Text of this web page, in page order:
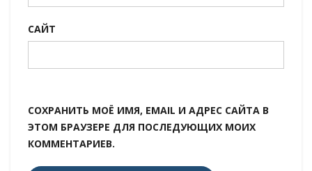
САЙТ
СОХРАНИТЬ МОЁ ИМЯ, EMAIL И АДРЕС САЙТА В
ЭТОМ БРАУЗЕРЕ ДЛЯ ПОСЛЕДУЮЩИХ МОИХ
КОММЕНТАРИЕВ.